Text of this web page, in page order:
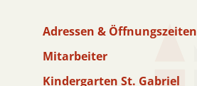
Adressen & Öffnungszeiten
Mitarbeiter
Kindergarten St. Gabriel